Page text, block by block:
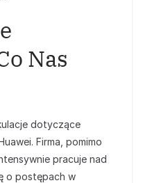
Nas
dotyczące
Firma, pomimo
pracuje nad
o postępach w